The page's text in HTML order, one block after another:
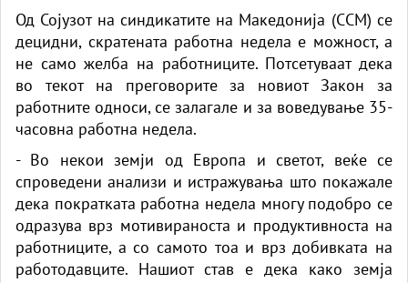
Од Сојузот на синдикатите на Македонија (ССМ) се
децидни, скратената работна недела е можност, а
не само желба на работниците. Потсетуваат дека
во текот на преговорите за новиот Закон за
работните односи, се залагале и за воведување 35-
часовна работна недела.
- Во некои земји од Европа и светот, веќе се
спроведени анализи и истражувања што покажале
дека пократката работна недела многу подобро се
одразува врз мотивираноста и продуктивноста на
работниците, а со самото тоа и врз добивката на
работодавците. Нашиот став е дека како земја